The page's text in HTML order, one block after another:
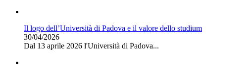
Il logo dell’Università di Padova e il valore dello studium
30/04/2026
Dal 13 aprile 2026 l'Università di Padova...